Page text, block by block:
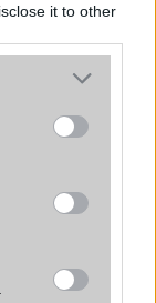
it to other
more Google
may click to
party tags to
below Google
szótár